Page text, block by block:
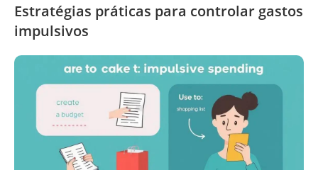
Estratégias práticas para controlar gastos
impulsivos